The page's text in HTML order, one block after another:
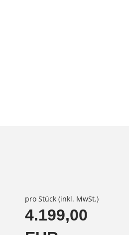
pro Stück (inkl. MwSt.)
4.199,00